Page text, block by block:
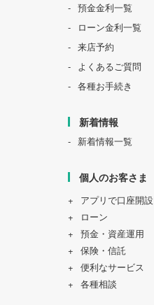
預金金利一覧
ローン金利一覧
来店予約
よくあるご質問
各種お手続き
新着情報
新着情報一覧
個人のお客さま
アプリで口座開設
ローン
預金・資産運用
保険・信託
便利なサービス
各種相談